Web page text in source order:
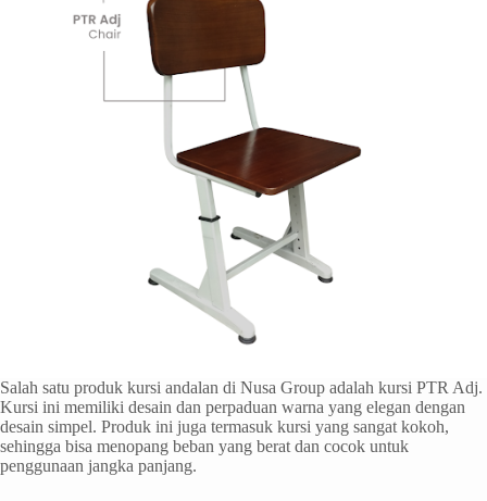
Salah satu produk kursi andalan di Nusa Group adalah kursi PTR Adj.
Kursi ini memiliki desain dan perpaduan warna yang elegan dengan
desain simpel. Produk ini juga termasuk kursi yang sangat kokoh,
sehingga bisa menopang beban yang berat dan cocok untuk
penggunaan jangka panjang.